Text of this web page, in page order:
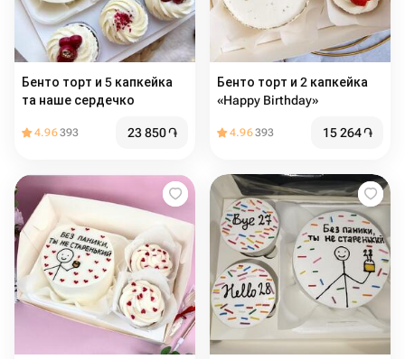
Бенто торт и 5 капкейка
та наше сердечко
4.96393 23 850֏
Бенто торт и 2 капкейка
«Happy Birthday»
4.96393 15 264֏